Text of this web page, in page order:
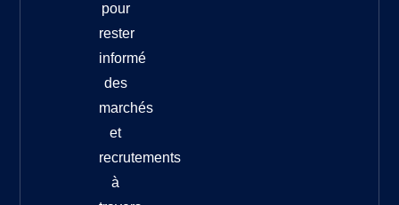
pour
rester
informé
des
marchés
et
recrutements
à